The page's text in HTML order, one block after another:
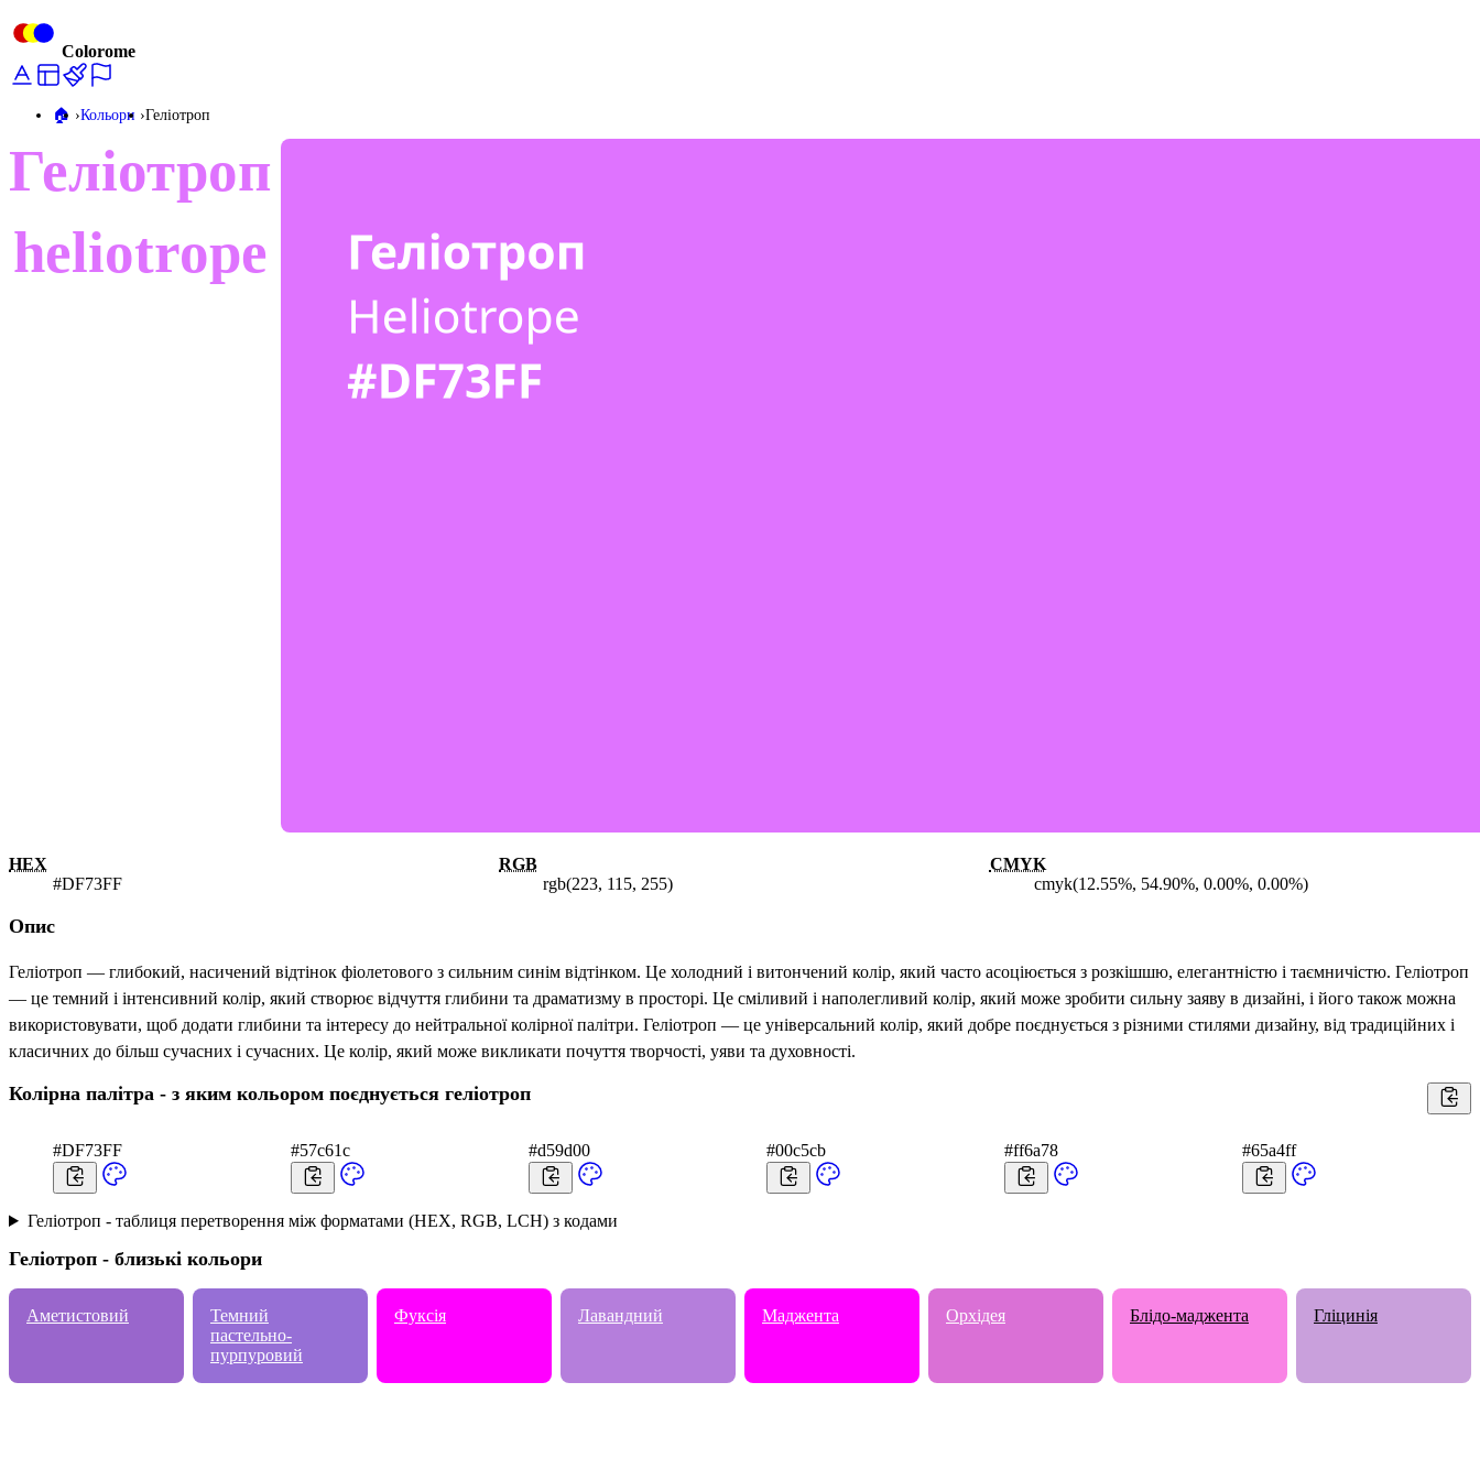
Colorome
🏠️ Кольори Геліотроп
Геліотроп
heliotrope
HEX
#DF73FF
RGB
rgb(223, 115, 255)
CMYK
cmyk(12.55%, 54.90%, 0.00%, 0.00%)
Опис
Геліотроп — глибокий, насичений відтінок фіолетового з сильним синім відтінком. Це холодний і витончений колір, який часто асоціюється з розкішшю, елегантністю і таємничістю. Геліотроп
— це темний і інтенсивний колір, який створює відчуття глибини та драматизму в просторі. Це сміливий і наполегливий колір, який може зробити сильну заяву в дизайні, і його також можна
використовувати, щоб додати глибини та інтересу до нейтральної колірної палітри. Геліотроп — це універсальний колір, який добре поєднується з різними стилями дизайну, від традиційних і
класичних до більш сучасних і сучасних. Це колір, який може викликати почуття творчості, уяви та духовності.
Колірна палітра - з яким кольором поєднується геліотроп
#DF73FF #57c61c #d59d00 #00c5cb #ff6a78 #65a4ff
Геліотроп - таблиця перетворення між форматами (HEX, RGB, LCH) з кодами
Геліотроп - близькі кольори
Аметистовий
Темний
пастельно-
пурпуровий
Фуксія Лавандний Маджента Орхідея Блідо-маджента Гліцинія